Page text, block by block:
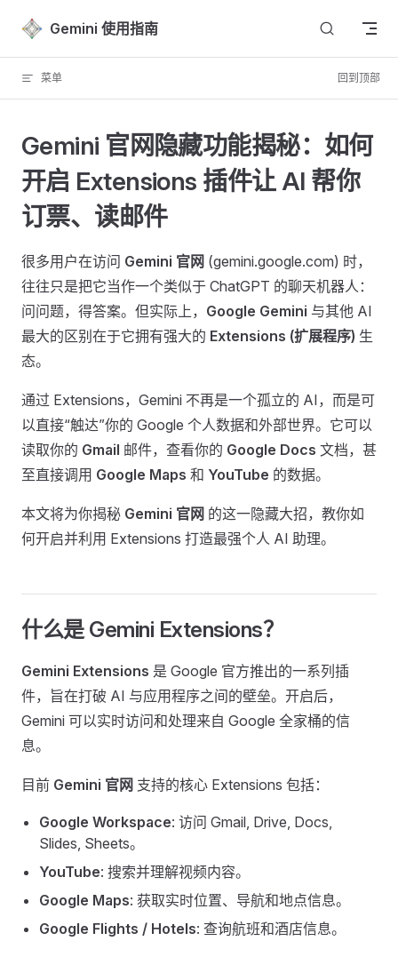
Skip to content
Gemini 使用指南
菜单 回到顶部
Gemini 官网隐藏功能揭秘：如何
开启 Extensions 插件让 AI 帮你
订票、读邮件
很多用户在访问 Gemini 官网 (gemini.google.com) 时，
往往只是把它当作一个类似于 ChatGPT 的聊天机器人：
问问题，得答案。但实际上， Google Gemini 与其他 AI
最大的区别在于它拥有强大的 Extensions (扩展程序) 生
态。
通过 Extensions，Gemini 不再是一个孤立的 AI，而是可
以直接“触达”你的 Google 个人数据和外部世界。它可以
读取你的 Gmail 邮件，查看你的 Google Docs 文档，甚
至直接调用 Google Maps 和 YouTube 的数据。
本文将为你揭秘 Gemini 官网 的这一隐藏大招，教你如
何开启并利用 Extensions 打造最强个人 AI 助理。
什么是 Gemini Extensions？
Gemini Extensions 是 Google 官方推出的一系列插
件，旨在打破 AI 与应用程序之间的壁垒。开启后，
Gemini 可以实时访问和处理来自 Google 全家桶的信
息。
目前 Gemini 官网 支持的核心 Extensions 包括：
Google Workspace: 访问 Gmail, Drive, Docs,
Slides, Sheets。
YouTube: 搜索并理解视频内容。
Google Maps: 获取实时位置、导航和地点信息。
Google Flights / Hotels: 查询航班和酒店信息。